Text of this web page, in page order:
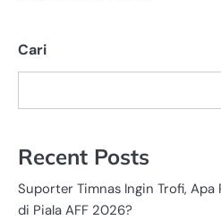
Cari
Recent Posts
Suporter Timnas Ingin Trofi, Apa
di Piala AFF 2026?